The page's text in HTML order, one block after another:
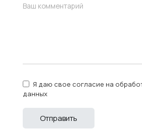
Я даю свое согласие на
данных